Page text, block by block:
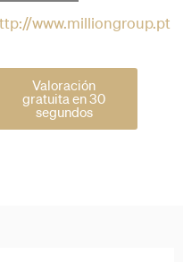
www.milliongroup.pt
Valoración
gratuita en 30
segundos